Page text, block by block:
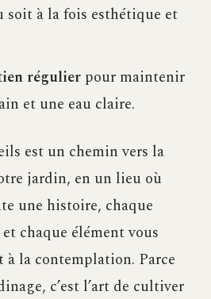
soit à la fois esthétique et
régulierpour maintenir
et une eau claire.
est un chemin vers la
jardin, en un lieu où
une histoire, chaque
chaque élément vous
la contemplation. Parce
c’est l’art de cultiver